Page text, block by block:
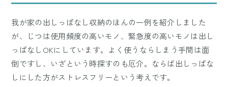
我が家の出しっぱなし収納のほんの一例を紹介しました
が、じつは使用頻度の高いモノ、緊急度の高いモノは出し
っぱなしOKにしています。よく使うならしまう手間は面
倒ですし、いざという時探すのも厄介。ならば出しっぱな
しにした方がストレスフリーという考えです。